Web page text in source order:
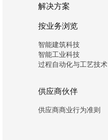
解决方案
按业务浏览
智能建筑科技
智能工业科技
过程自动化与工艺技术
供应商伙伴
供应商商业行为准则